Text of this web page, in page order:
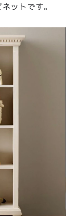
ットです。